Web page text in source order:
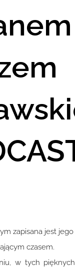
zapisana jest jego
czasem.
w tych